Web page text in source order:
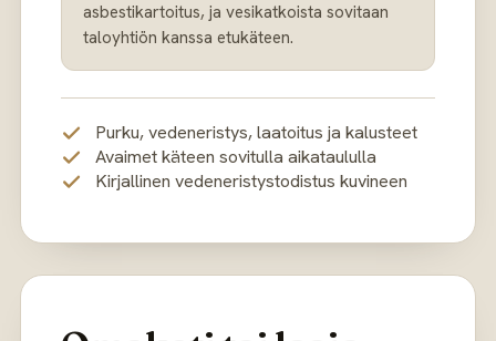
asbestikartoitus, ja vesikatkoista sovitaan
taloyhtiön kanssa etukäteen.
Purku, vedeneristys, laatoitus ja kalusteet
Avaimet käteen sovitulla aikataululla
Kirjallinen vedeneristystodistus kuvineen